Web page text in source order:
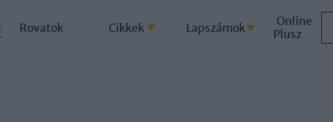
Rovatok Cikkek Lapszámok
Online
Plusz